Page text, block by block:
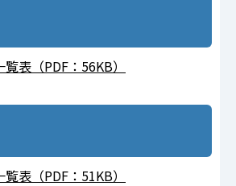
表（PDF：56KB）
表（PDF：51KB）